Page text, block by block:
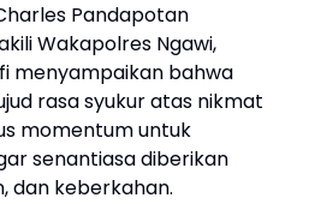
Pandapotan
Wakapolres Ngawi,
menyampaikan bahwa
rasa syukur atas nikmat
momentum untuk
senantiasa diberikan
dan keberkahan.